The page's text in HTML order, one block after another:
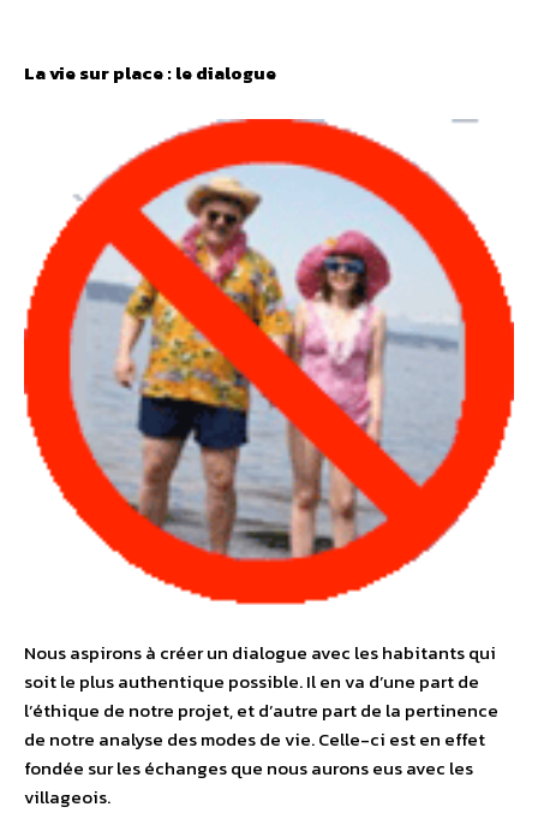
La vie sur place : le dialogue
Nous aspirons à créer un dialogue avec les habitants qui
soit le plus authentique possible. Il en va d’une part de
l’éthique de notre projet, et d’autre part de la pertinence
de notre analyse des modes de vie. Celle-ci est en effet
fondée sur les échanges que nous aurons eus avec les
villageois.